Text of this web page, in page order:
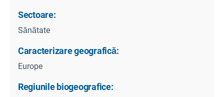
Sectoare:
Sănătate
Caracterizare geografică:
Europe
Regiunile biogeografice: